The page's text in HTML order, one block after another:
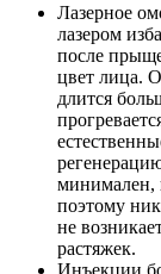
Лазерное
лазером
после
цвет лица.
длится
минимален,
поэтому
не
растяжек.
Инъекции